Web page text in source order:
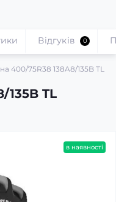
400/75R38 138A8/135B TL
135B TL
Відгуків 0
в наявності